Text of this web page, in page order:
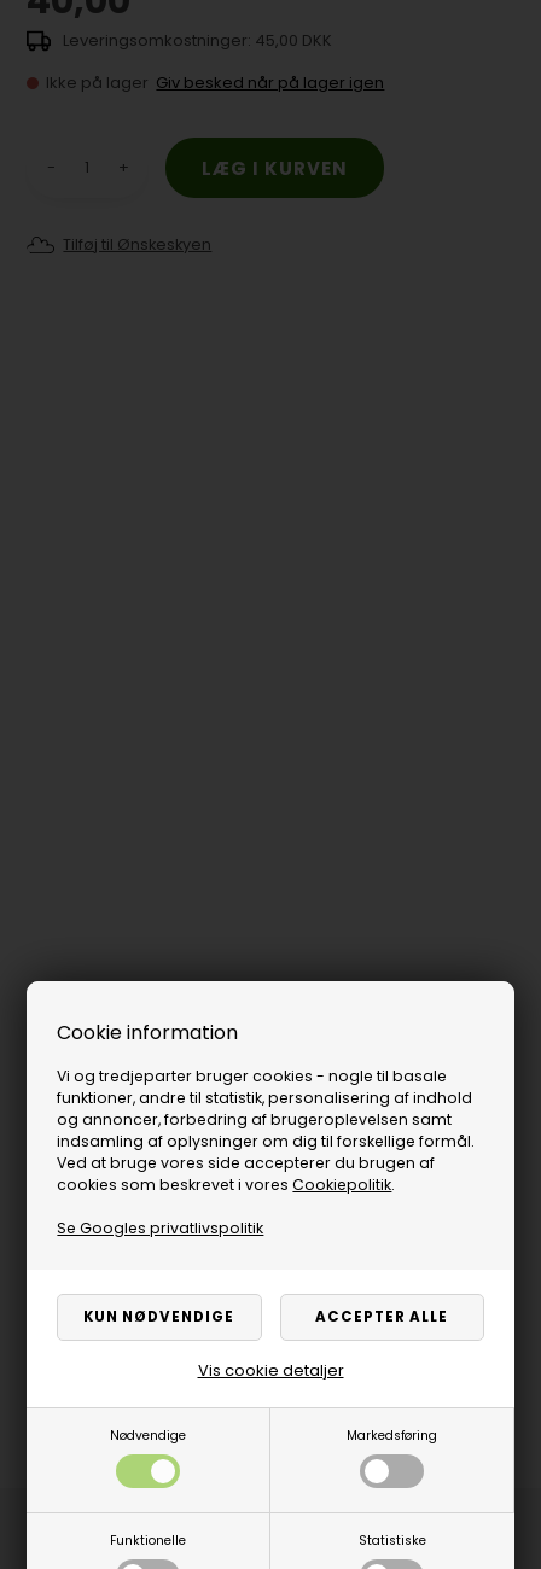
Cookie information
Vi og tredjeparter bruger cookies - nogle til basale
funktioner, andre til statistik, personalisering af indhold
og annoncer, forbedring af brugeroplevelsen samt
indsamling af oplysninger om dig til forskellige formål.
Ved at bruge vores side accepterer du brugen af
cookies som beskrevet i voresCookiepolitik.
Se Googles privatlivspolitik
Nødvendige Markedsføring
Funktionelle Statistiske
Vis cookie detaljer
45,00 DKK
Ikke på lager Giv besked når på lager igen
- +
Tilføj til Ønskeskyen
Produktbeskrivelse